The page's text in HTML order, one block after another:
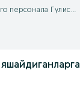
Другие вакансии домашнего персонала Гулистан
яшайдиганларга